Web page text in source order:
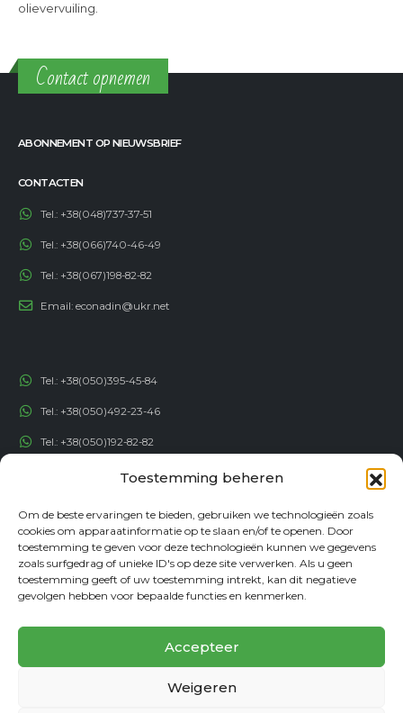
Toestemming beheren
Om de beste ervaringen te bieden, gebruiken we technologieën zoals
cookies om apparaatinformatie op te slaan en/of te openen. Door
toestemming te geven voor deze technologieën kunnen we gegevens
zoals surfgedrag of unieke ID's op deze site verwerken. Als u geen
toestemming geeft of uw toestemming intrekt, kan dit negatieve
gevolgen hebben voor bepaalde functies en kenmerken.
Accepteer
Weigeren
olievervuiling.
Contact opnemen
ABONNEMENT OP NIEUWSBRIEF
CONTACTEN
Tel.: +38(048)737-37-51
Tel.: +38(066)740-46-49
Tel.: +38(067)198-82-82
Email: econadin@ukr.net
Tel.: +38(050)395-45-84
Tel.: +38(050)492-23-46
Tel.: +38(050)192-82-82
contact@econadin.com
SOCIALE NETWERKEN